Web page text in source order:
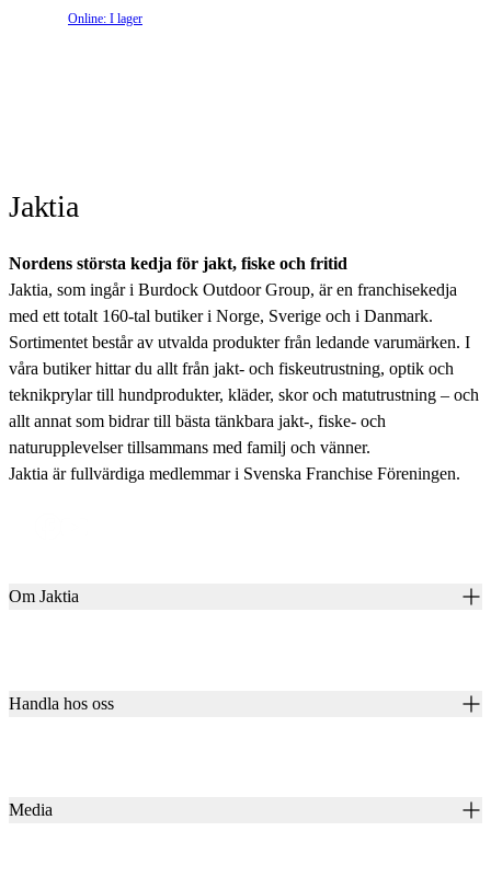
Online: I lager
Jaktia
Nordens största kedja för jakt, fiske och fritid
Jaktia, som ingår i Burdock Outdoor Group, är en franchisekedja
med ett totalt 160-tal butiker i Norge, Sverige och i Danmark.
Sortimentet består av utvalda produkter från ledande varumärken. I
våra butiker hittar du allt från jakt- och fiskeutrustning, optik och
teknikprylar till hundprodukter, kläder, skor och matutrustning – och
allt annat som bidrar till bästa tänkbara jakt-, fiske- och
naturupplevelser tillsammans med familj och vänner.
Jaktia är fullvärdiga medlemmar i Svenska Franchise Föreningen.
Om Jaktia
Karriär
Jaktia Brand Guidelines
Handla hos oss
Köpvillkor för företagskunder
Media